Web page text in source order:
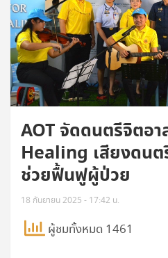
AOT จัดดนตรีจิตอ
Healing เสียงดนต
ช่วยฟื้นฟูผู้ป่วย
18 กันยายน 2025 - 17:42 น.
ผู้ชมทั้งหมด 1461